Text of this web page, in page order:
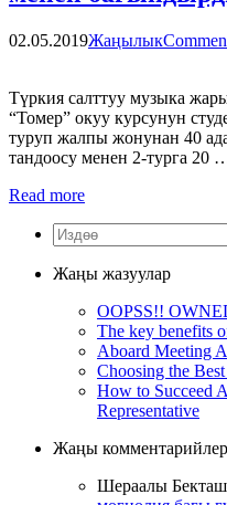
02.05.2019Жаңылык
Түркия салттуу музыка
“Томер” окуу курсунун
туруп жалпы жонунан 40
тандоосу менен 2-турга 20
Read more
Жаңы жазуулар
OOPSS!!
The key benefits
Aboard Meeting
Choosing the
How to Succeed
Representative
Жаңы комментарийлер
Шераалы